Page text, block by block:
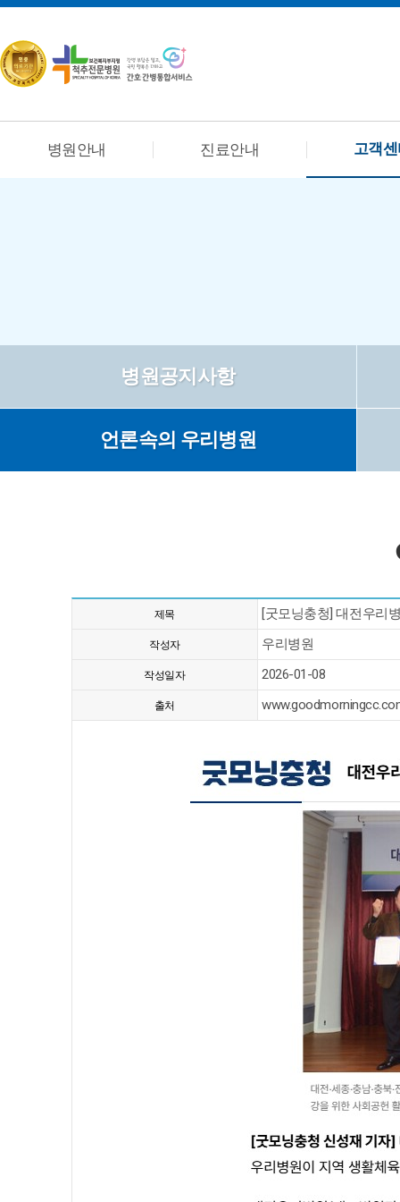
병원안내 진료안내 고객
병원공지사항
언론속의 우리병원
제목 [굿모닝충청] 대전우리
작성자 우리병원
작성일자 2026-01-08
출처